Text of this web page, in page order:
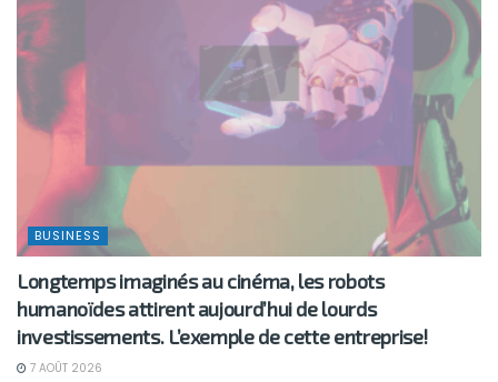
BUSINESS
Longtemps imaginés au cinéma, les robots
humanoïdes attirent aujourd’hui de lourds
investissements. L’exemple de cette entreprise!
7 AOÛT 2026